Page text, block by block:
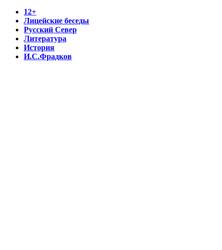
12+
Лицейские беседы
Русский Север
Литература
История
И.С.Фрадков